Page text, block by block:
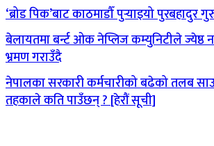
‘ब्रोड पिक’बाट काठमाडौँ पुर्‍याइयो पुरबहादुर
बेलायतमा बर्न्ट ओक नेप्लिज कम्युनिटीले ज्येष्ठ
भ्रमण गराउँदै
नेपालका सरकारी कर्मचारीको बढेको तलब
तहकाले कति पाउँछन् ? [हेरौं सूची]